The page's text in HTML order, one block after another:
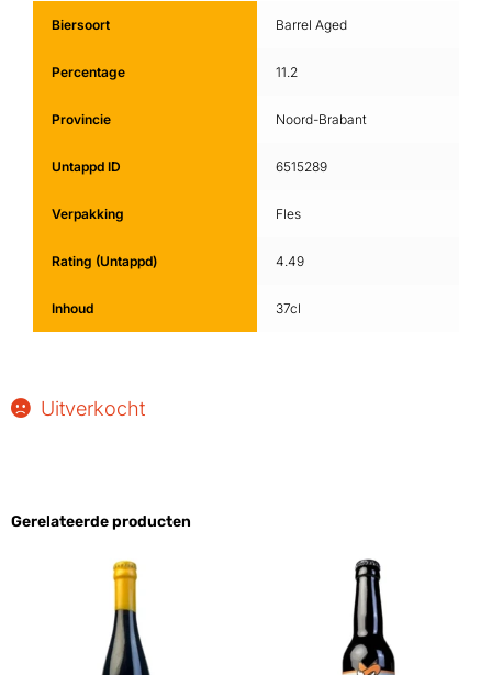
Biersoort Barrel Aged
Percentage 11.2
Provincie Noord-Brabant
Untappd ID 6515289
Verpakking Fles
Rating (Untappd) 4.49
Inhoud 37cl
Uitverkocht
Gerelateerde producten